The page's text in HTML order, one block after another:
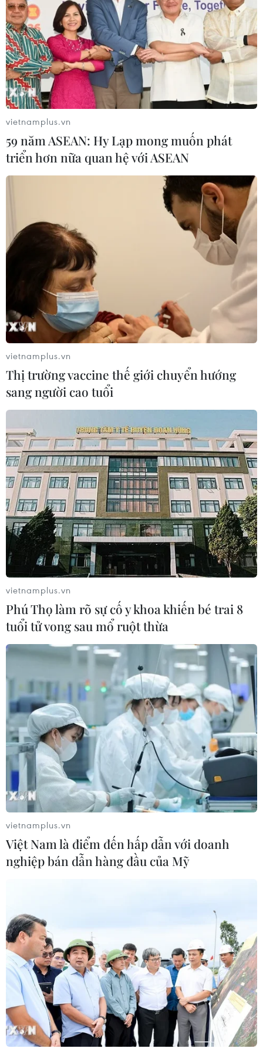
TIN CÙNG CHUYÊN MỤC
66 đoàn võ thuật lần đầu tiên
hội tụ tại Festival Võ thuật quốc tế Hà
Nội 2026
08/08/2026 02:26
Khai mạc Lễ hội Việt Nam - Hàn
vietnamplus.vn
59 năm ASEAN: Hy Lạp mong muốn phát
triển hơn nữa quan hệ với ASEAN
vietnamplus.vn
Thị trường vaccine thế giới chuyển hướng
sang người cao tuổi
vietnamplus.vn
Phú Thọ làm rõ sự cố y khoa khiến bé trai 8
tuổi tử vong sau mổ ruột thừa
vietnamplus.vn
Việt Nam là điểm đến hấp dẫn với doanh
nghiệp bán dẫn hàng đầu của Mỹ